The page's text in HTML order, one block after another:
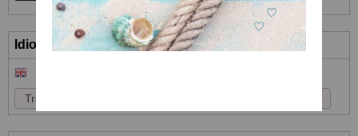
Idioma